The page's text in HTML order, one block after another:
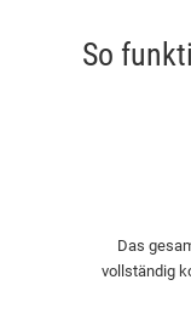
So
Das
vollständig